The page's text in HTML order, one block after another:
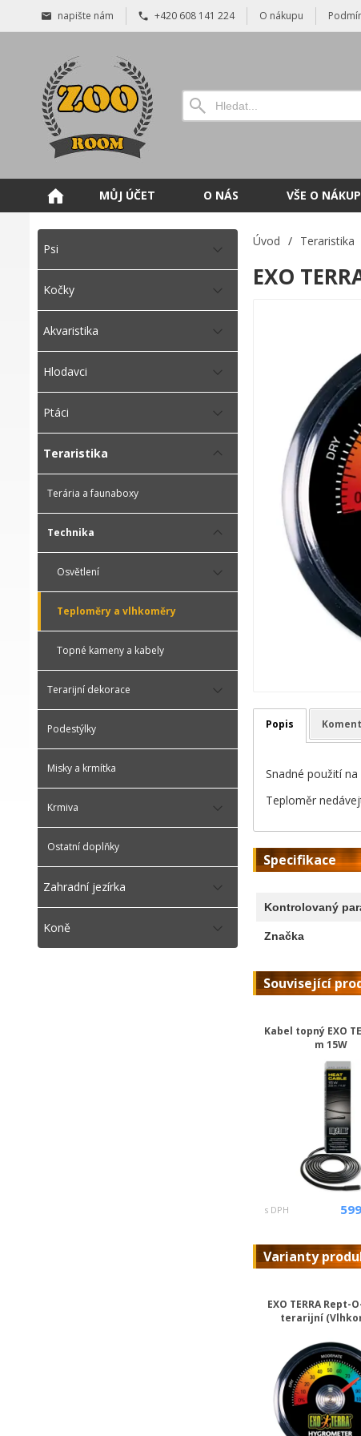
napište nám +420 608 141 224 O nákupu
MŮJ ÚČET O NÁS VŠE O
Psi
Kočky
Akvaristika
Hlodavci
Ptáci
Teraristika
Terária a faunaboxy
Technika
Osvětlení
Teploměry a vlhkoměry
Topné kameny a kabely
Terarijní dekorace
Podestýlky
Misky a krmítka
Krmiva
Ostatní doplňky
Zahradní jezírka
Koně
Úvod / Teraristika
EXO
Popis
Snadné použití
Teploměr
Specifikace
Kontrolovaný
Značka
Související
Kabel topný EXO
m 15W
s DPH
Varianty
EXO TERRA Rept-
terarijní